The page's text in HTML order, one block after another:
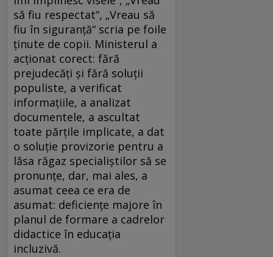
să fiu respectat“, „Vreau să
fiu în siguranță“ scria pe foile
ținute de copii. Ministerul a
acționat corect: fără
prejudecăți și fără soluții
populiste, a verificat
informațiile, a analizat
documentele, a ascultat
toate părțile implicate, a dat
o soluție provizorie pentru a
lăsa răgaz specialiștilor să se
pronunțe, dar, mai ales, a
asumat ceea ce era de
asumat: deficiențe majore în
planul de formare a cadrelor
didactice în educația
incluzivă.